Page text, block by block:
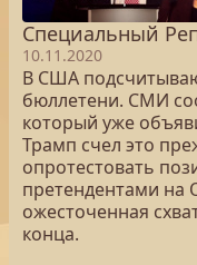
Специальный
10.11.2020
В США
бюллетени. СМИ
который уже
Трамп счел это
опротестовать
претендентами на
ожесточенная
конца.